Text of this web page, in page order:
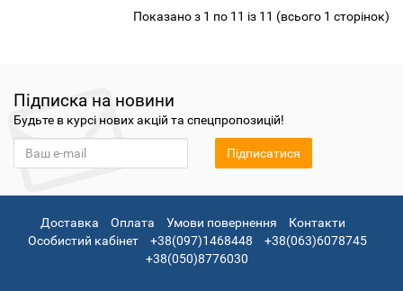
Показано з 1 по 11 із 11 (всього 1 сторінок)
Підписка на новини
Будьте в курсі нових акцій та спецпропозицій!
Підписатися
Доставка Оплата Умови повернення
Контакти
Особистий кабінет
+38(097)1468448
+38(063)6078745
+38(050)8776030